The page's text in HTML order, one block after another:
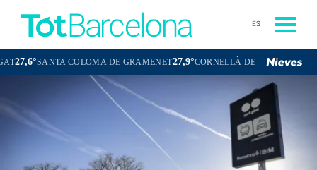
ES
DE GRAMENET27,9°CORNELLÀ DE LLOBREGAT 27,3° SANT BOI